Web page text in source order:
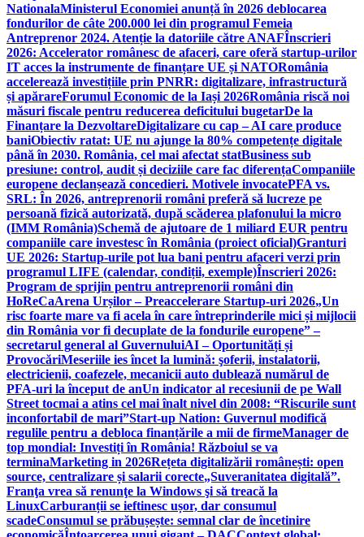
NationalaMinisterul Economiei anunță în 2026 deblocarea
fondurilor de câte 200.000 lei din programul Femeia
Antreprenor 2024. Atenție la datoriile către ANAFÎnscrieri
2026: Accelerator românesc de afaceri, care oferă startup-urilor
IT acces la instrumente de finanțare UE și NATORomânia
accelerează investițiile prin PNRR: digitalizare, infrastructură
și apărareForumul Economic de la Iași 2026România riscă noi
măsuri fiscale pentru reducerea deficitului bugetarDe la
Finanțare la DezvoltareDigitalizare cu cap – AI care produce
baniObiectiv ratat: UE nu ajunge la 80% competențe digitale
până în 2030. România, cel mai afectat statBusiness sub
presiune: control, audit și deciziile care fac diferențaCompaniile
europene declanșează concedieri. Motivele invocatePFA vs.
SRL: În 2026, antreprenorii români preferă să lucreze pe
persoană fizică autorizată, după scăderea plafonului la micro
(IMM România)Schemă de ajutoare de 1 miliard EUR pentru
companiile care investesc în România (proiect oficial)Granturi
UE 2026: Startup-urile pot lua bani pentru afaceri verzi prin
programul LIFE (calendar, condiții, exemple)Înscrieri 2026:
Program de sprijin pentru antreprenorii români din
HoReCaArena Urșilor – Preaccelerare Startup-uri 2026„Un
risc foarte mare va fi acela în care întreprinderile mici și mijlocii
din România vor fi decuplate de la fondurile europene” –
secretarul general al GuvernuluiAI – Oportunități și
ProvocăriMeseriile ies încet la lumină: şoferii, instalatorii,
electricienii, coafezele, mecanicii auto dublează numărul de
PFA-uri la început de anUn indicator al recesiunii de pe Wall
Street tocmai a atins cel mai înalt nivel din 2008: “Riscurile sunt
inconfortabil de mari”Start-up Nation: Guvernul modifică
regulile pentru a debloca finanțările a mii de firmeManager de
top mondial: Investiți în România! Războiul se va
terminaMarketing in 2026Rețeta digitalizării românești: open
source, centralizare și salarii corecte„Suveranitatea digitală”.
Franţa vrea să renunţe la Windows şi să treacă la
LinuxCarburanții se ieftinesc ușor, dar consumul
scadeConsumul se prăbușește: semnal clar de încetinire